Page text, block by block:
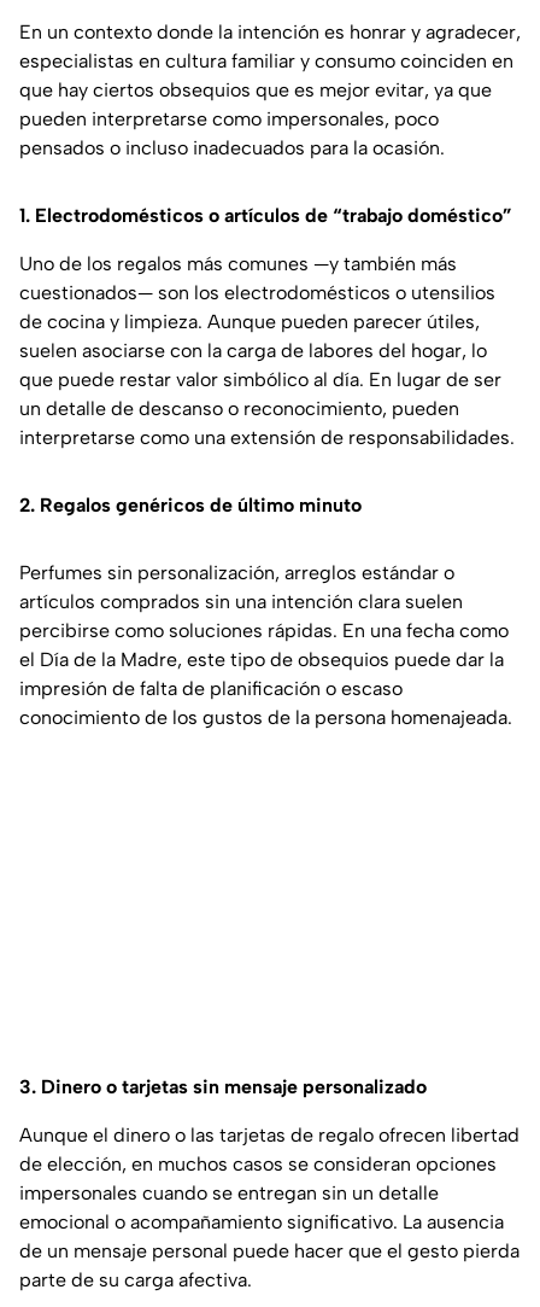
En un contexto donde la intención es honrar y agradecer,
especialistas en cultura familiar y consumo coinciden en
que hay ciertos obsequios que es mejor evitar, ya que
pueden interpretarse como impersonales, poco
pensados o incluso inadecuados para la ocasión.
1. Electrodomésticos o artículos de “trabajo doméstico”
Uno de los regalos más comunes —y también más
cuestionados— son los electrodomésticos o utensilios
de cocina y limpieza. Aunque pueden parecer útiles,
suelen asociarse con la carga de labores del hogar, lo
que puede restar valor simbólico al día. En lugar de ser
un detalle de descanso o reconocimiento, pueden
interpretarse como una extensión de responsabilidades.
2. Regalos genéricos de último minuto
Perfumes sin personalización, arreglos estándar o
artículos comprados sin una intención clara suelen
percibirse como soluciones rápidas. En una fecha como
el Día de la Madre, este tipo de obsequios puede dar la
impresión de falta de planificación o escaso
conocimiento de los gustos de la persona homenajeada.
3. Dinero o tarjetas sin mensaje personalizado
Aunque el dinero o las tarjetas de regalo ofrecen libertad
de elección, en muchos casos se consideran opciones
impersonales cuando se entregan sin un detalle
emocional o acompañamiento significativo. La ausencia
de un mensaje personal puede hacer que el gesto pierda
parte de su carga afectiva.